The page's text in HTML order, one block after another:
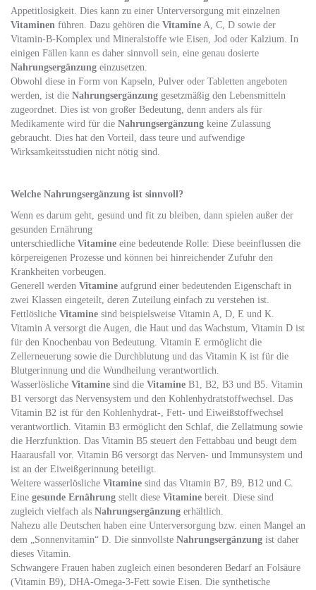
Appetitlosigkeit. Dies kann zu einer Unterversorgung mit einzelnen
Vitaminen führen. Dazu gehören die Vitamine A, C, D sowie der
Vitamin-B-Komplex und Mineralstoffe wie Eisen, Jod oder Kalzium. In
einigen Fällen kann es daher sinnvoll sein, eine genau dosierte
Nahrungsergänzung einzusetzen.
Obwohl diese in Form von Kapseln, Pulver oder Tabletten angeboten
werden, ist die Nahrungsergänzung gesetzmäßig den Lebensmitteln
zugeordnet. Dies ist von großer Bedeutung, denn anders als für
Medikamente wird für die Nahrungsergänzung keine Zulassung
gebraucht. Dies hat den Vorteil, dass teure und aufwendige
Wirksamkeitsstudien nicht nötig sind.
Welche Nahrungsergänzung ist sinnvoll?
Wenn es darum geht, gesund und fit zu bleiben, dann spielen außer der
gesunden Ernährung
unterschiedliche Vitamine eine bedeutende Rolle: Diese beeinflussen die
körpereigenen Prozesse und können bei hinreichender Zufuhr den
Krankheiten vorbeugen.
Generell werden Vitamine aufgrund einer bedeutenden Eigenschaft in
zwei Klassen eingeteilt, deren Zuteilung einfach zu verstehen ist.
Fettlösliche Vitamine sind beispielsweise Vitamin A, D, E und K.
Vitamin A versorgt die Augen, die Haut und das Wachstum, Vitamin D ist
für den Knochenbau von Bedeutung. Vitamin E ermöglicht die
Zellerneuerung sowie die Durchblutung und das Vitamin K ist für die
Blutgerinnung und die Wundheilung verantwortlich.
Wasserlösliche Vitamine sind die Vitamine B1, B2, B3 und B5. Vitamin
B1 versorgt das Nervensystem und den Kohlenhydratstoffwechsel. Das
Vitamin B2 ist für den Kohlenhydrat-, Fett- und Eiweißstoffwechsel
verantwortlich. Vitamin B3 ermöglicht den Schlaf, die Zellatmung sowie
die Herzfunktion. Das Vitamin B5 steuert den Fettabbau und beugt dem
Haarausfall vor. Vitamin B6 versorgt das Nerven- und Immunsystem und
ist an der Eiweißgerinnung beteiligt.
Weitere wasserlösliche Vitamine sind das Vitamin B7, B9, B12 und C.
Eine gesunde Ernährung stellt diese Vitamine bereit. Diese sind
zugleich vielfach als Nahrungsergänzung erhältlich.
Nahezu alle Deutschen haben eine Unterversorgung bzw. einen Mangel an
dem „Sonnenvitamin“ D. Die sinnvollste Nahrungsergänzung ist daher
dieses Vitamin.
Schwangere Frauen haben zugleich einen besonderen Bedarf an Folsäure
(Vitamin B9), DHA-Omega-3-Fett sowie Eisen. Die synthetische